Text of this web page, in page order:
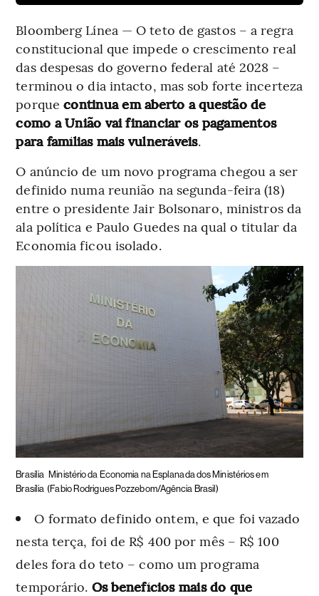
Bloomberg Línea — O teto de gastos – a regra
constitucional que impede o crescimento real
das despesas do governo federal até 2028 –
terminou o dia intacto, mas sob forte incerteza
porque continua em aberto a questão de
como a União vai financiar os pagamentos
para famílias mais vulneráveis.
O anúncio de um novo programa chegou a ser
definido numa reunião na segunda-feira (18)
entre o presidente Jair Bolsonaro, ministros da
ala política e Paulo Guedes na qual o titular da
Economia ficou isolado.
Brasília Ministério da Economia na Esplanada dos Ministérios em
Brasília (Fabio Rodrigues Pozzebom/Agência Brasil)
O formato definido ontem, e que foi vazado
nesta terça, foi de R$ 400 por mês – R$ 100
deles fora do teto – como um programa
temporário. Os benefícios mais do que